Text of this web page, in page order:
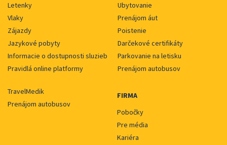
Letenky
Vlaky
Zájazdy
Jazykové pobyty
Informacie o dostupnosti sluzieb
Pravidlá online platformy
Ubytovanie
Prenájom áut
Poistenie
Darčekové certifikáty
Parkovanie na letisku
Prenájom autobusov
TravelMedik
Prenájom autobusov
FIRMA
Pobočky
Pre média
Kariéra